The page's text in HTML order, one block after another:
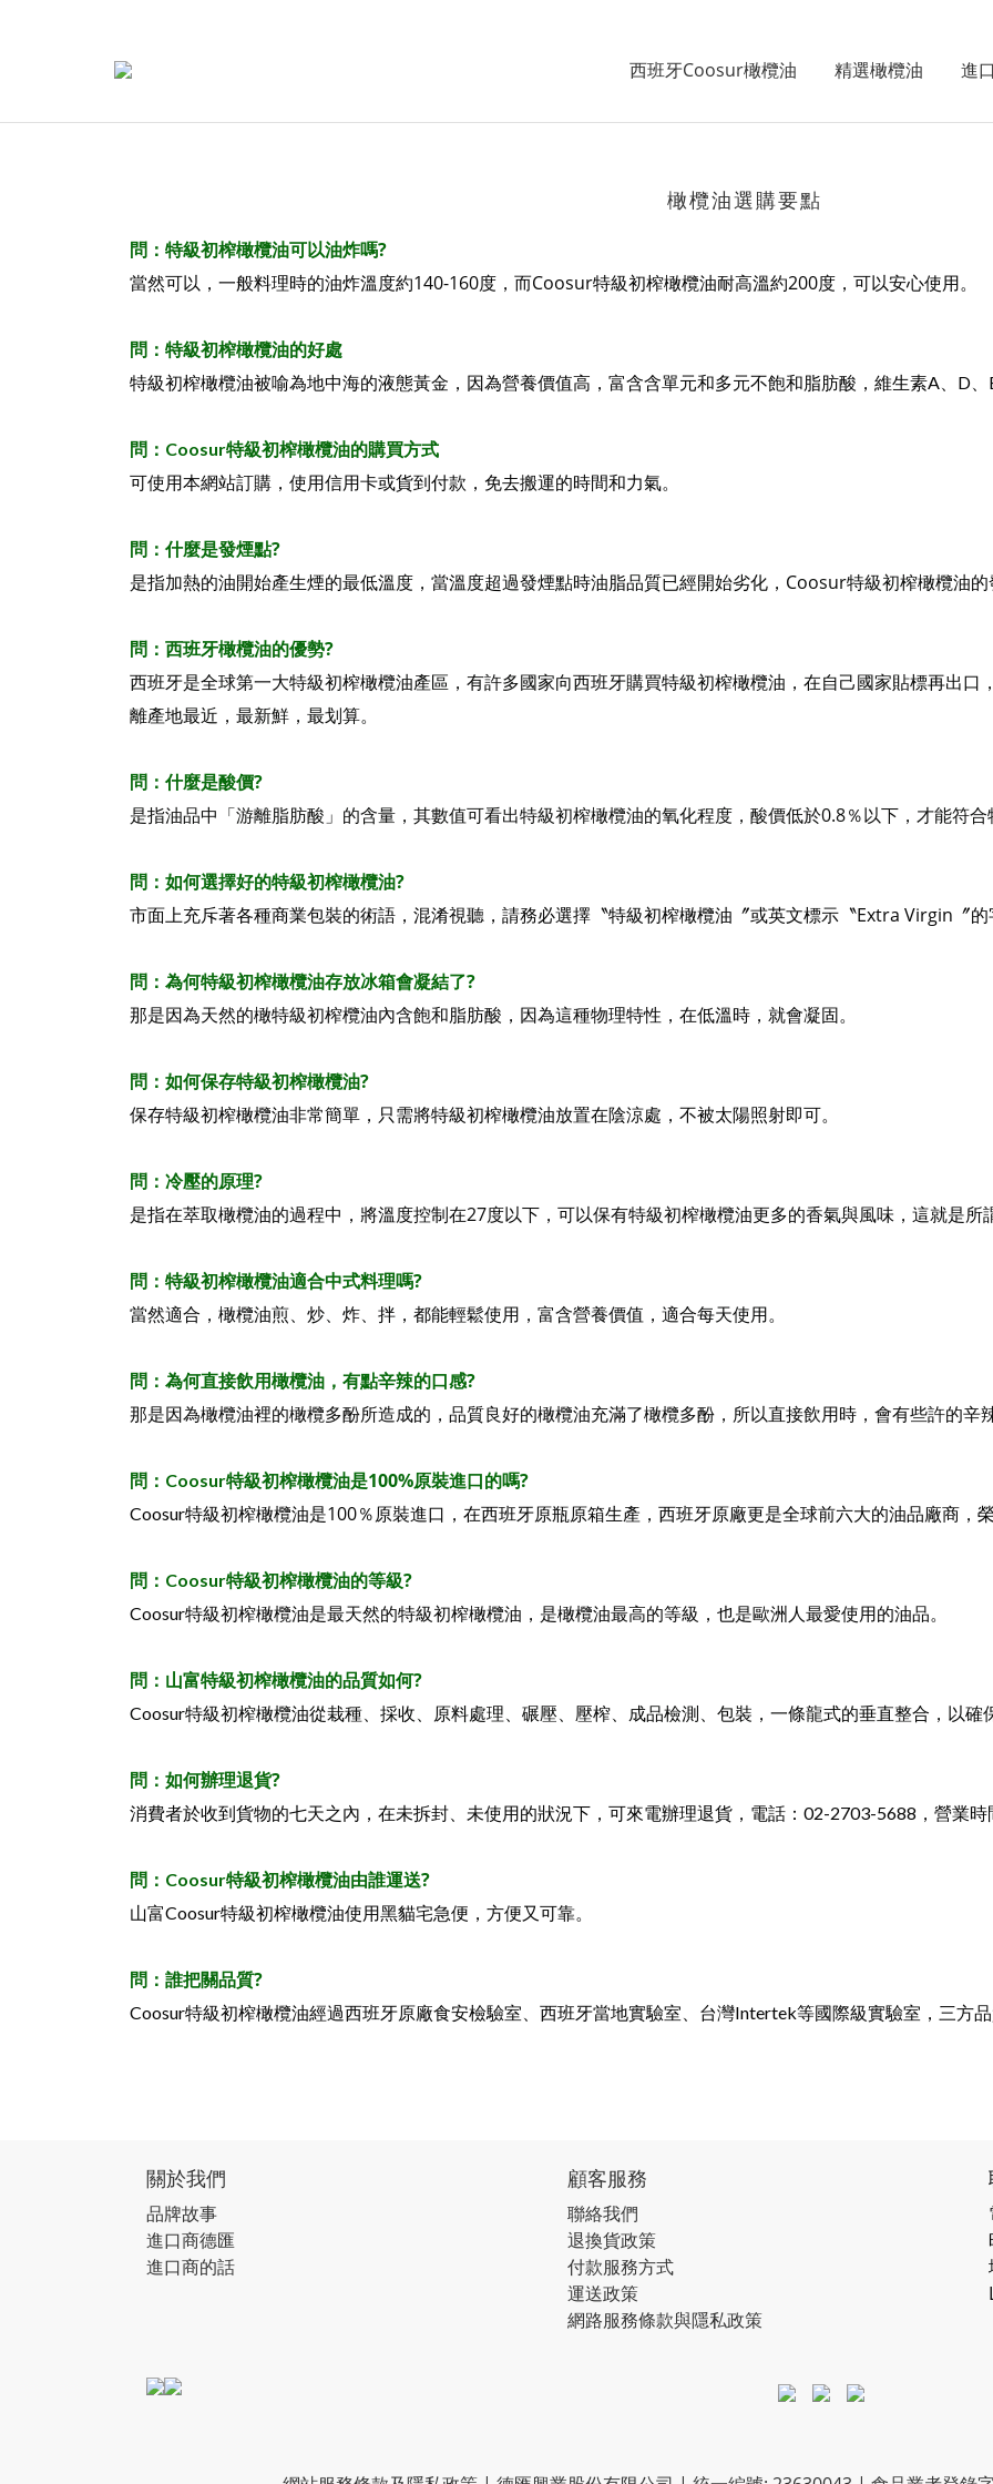
西班牙Coosur橄欖油 精選橄欖油 進
橄欖油選購要點
問：特級初榨橄欖油可以油炸嗎?
當然可以，一般料理時的油炸溫度約140-160度，而Coosur特級初榨橄欖油耐高溫約200度，可以安心使用。
問：特級初榨橄欖油的好處
特級初榨橄欖油被喻為地中海的液態黃金，因為營養價值高，富含含單元和多元不飽和脂肪酸，維生素A、D、
問：Coosur特級初榨橄欖油的購買方式
可使用本網站訂購，使用信用卡或貨到付款，免去搬運的時間和力氣。
問： 什麼是發煙點?
是指加熱的油開始產生煙的最低溫度，當溫度超過發煙點時油脂品質已經開始劣化， Coosur特級初榨橄欖油的
問： 西班牙橄欖油的優勢?
西班牙是全球第一大特級初榨橄欖油產區，有許多國家向西班牙購買特級初榨橄欖油，在自己國家貼標再出口
離產地最近，最新鮮，最划算。
問： 什麼是酸價?
是指油品中「游離脂肪酸」的含量，其數值可看出特級初榨橄欖油的氧化程度，酸價低於0.8％以下，才能符合
問： 如何選擇好的特級初榨橄欖油?
市面上充斥著各種商業包裝的術語，混淆視聽，請務必選擇〝特級初榨橄欖油〞或英文標示〝Extra Virgin 〞
問： 為何特級初榨橄欖油存放冰箱會凝結了?
那是因為天然的橄特級初榨欖油內含飽和脂肪酸，因為這種物理特性，在低溫時，就會凝固。
問： 如何保存特級初榨橄欖油?
保存特級初榨橄欖油非常簡單，只需將特級初榨橄欖油放置在陰涼處，不被太陽照射即可。
問： 冷壓的原理?
是指在萃取橄欖油的過程中，將溫度控制在27度以下，可以保有特級初榨橄欖油更多的香氣與風味，這就是所
問： 特級初榨橄欖油適合中式料理嗎?
當然適合，橄欖油煎、炒、炸、拌，都能輕鬆使用，富含營養價值，適合每天使用。
問： 為何直接飲用橄欖油，有點辛辣的口感?
那是因為橄欖油裡的橄欖多酚所造成的，品質良好的橄欖油充滿了橄欖多酚，所以直接飲用時，會有些許的辛
問：Coosur特級初榨橄欖油是100%原裝進口的嗎?
Coosur特級初榨橄欖油是100％原裝進口，在西班牙原瓶原箱生產，西班牙原廠更是全球前六大的油品廠商，
問：Coosur特級初榨橄欖油的等級?
Coosur特級初榨橄欖油是最天然的特級初榨橄欖油，是橄欖油最高的等級，也是歐洲人最愛使用的油品。
問： 山富特級初榨橄欖油的品質如何?
Coosur特級初榨橄欖油從栽種、 採收、原料處理、碾壓、壓榨、成品檢測、包裝，一條龍式的垂直整合，以確
問： 如何辦理退貨?
消費者於收到貨物的七天之內，在未拆封、未使用的狀況下，可來電辦理退貨，電話：02-2703-5688，營業
問：Coosur特級初榨橄欖油由誰運送?
山富Coosur特級初榨橄欖油使用黑貓宅急便，方便又可靠。
問： 誰把關品質?
Coosur特級初榨橄欖油經過西班牙原廠食安檢驗室、西班牙當地實驗室、台灣Intertek等國際級實驗室，三方品
關於我們
品牌故事
進口商德匯
進口商的話
顧客服務
聯絡我們
退換貨政策
付款服務方式
運送政策
網路服務條款與隱私政策